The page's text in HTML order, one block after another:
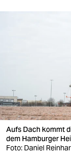
sport
verlag
verlag
veranstaltungen
Aufs Dach kommt
dem Hamburger
Foto: Daniel